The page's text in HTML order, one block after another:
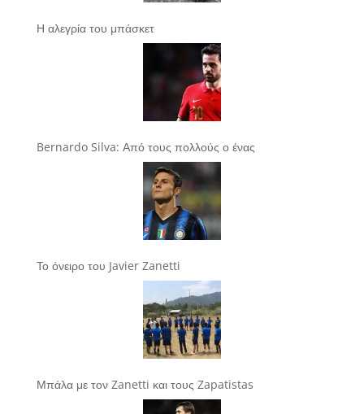
Η αλεγρία του μπάσκετ
Bernardo Silva: Από τους πολλούς ο ένας
Το όνειρο του Javier Zanetti
Μπάλα με τον Zanetti και τους Zapatistas